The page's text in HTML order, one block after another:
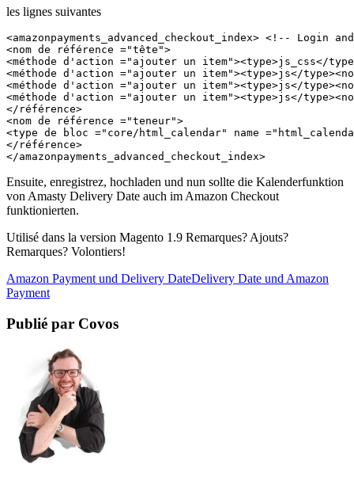
les lignes suivantes
<amazonpayments_advanced_checkout_index> <!-- Login
<nom de référence ="tête">
<méthode d'action ="ajouter un item"><type>js_css</
<méthode d'action ="ajouter un item"><type>js</
<méthode d'action ="ajouter un item"><type>js</
<méthode d'action ="ajouter un item"><type>js</
</référence>
<nom de référence ="teneur">
<type de bloc =" core/html_calendar" name ="
</référence>
</amazonpayments_advanced_checkout_index>
Ensuite, enregistrez, hochladen und nun sollte die Kalenderfunktion
von Amasty Delivery Date auch im Amazon Checkout
funktionierten.
Utilisé dans la version Magento 1.9 Remarques? Ajouts?
Remarques? Volontiers!
Amazon Payment und Delivery DateDelivery Date und Amazon
Payment
Publié par Covos